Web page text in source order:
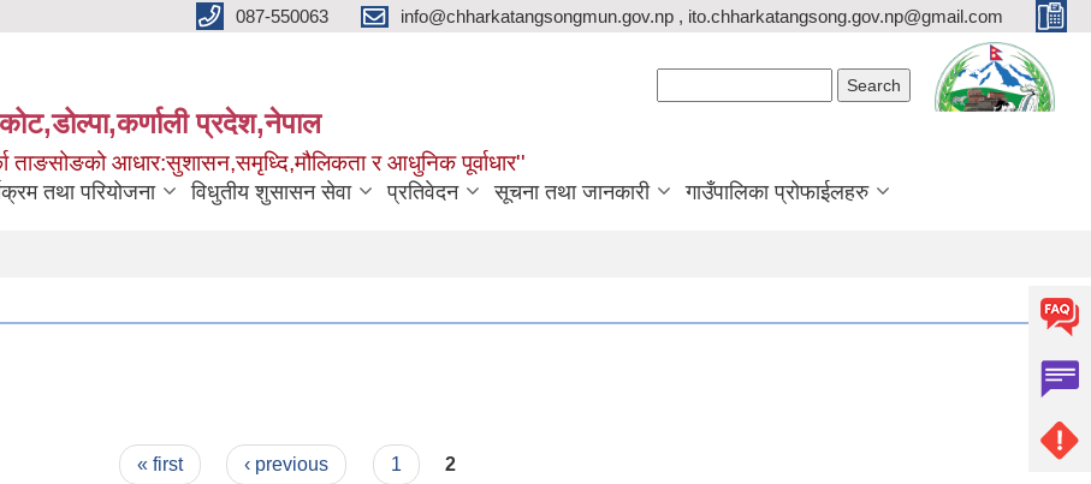
087-550063 info@chharkatangsongmun.gov.np , ito.chharkatangsong.gov.np@gmail.com
प्रदेश,नेपाल
ताङसोङको आधार:सुशासन,समृध्दि,मौलिकता र आधुनिक पूर्वाधार''
तथा परियोजना विधुतीय शुसासन सेवा प्रतिवेदन सूचना तथा जानकारी गाउँपालिका प्रोफाईलहरु
« first ‹ previous 1 2